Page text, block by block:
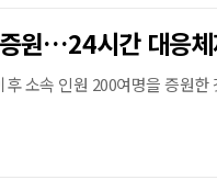
원…24시간 대응
소속 인원 200여명을 증원한